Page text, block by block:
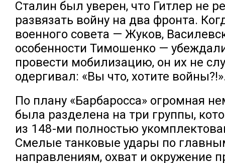
Сталин был уверен, что Гитлер не
развязать войну на два фронта.
военного совета — Жуков,
особенности Тимошенко —
провести мобилизацию, он их не
одергивал: «Вы что, хотите
По плану «Барбаросса» огромная
была разделена на три группы,
из 148-ми полностью
Смелые танковые удары по
направлениям, охват и окружение